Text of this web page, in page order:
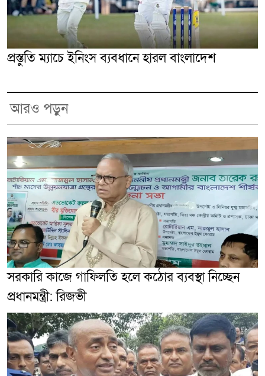
প্রস্তুতি ম্যাচে ইনিংস ব্যবধানে হারল বাংলাদেশ
আরও পড়ুন
সরকারি কাজে গাফিলতি হলে কঠোর ব্যবস্থা নিচ্ছেন
প্রধানমন্ত্রী: রিজভী